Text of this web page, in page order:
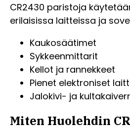
CR2430 paristoja
erilaisissa laitteissa ja
Kaukosäätimet
Sykkeenmittarit
Kellot ja rannekkeet
Pienet elektroniset
Jalokivi- ja
Miten Huolehdin